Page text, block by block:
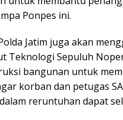
Ponpes ini.
Jatim juga akan
Teknologi Sepuluh
bangunan untuk
korban dan petugas
reruntuhan dapat